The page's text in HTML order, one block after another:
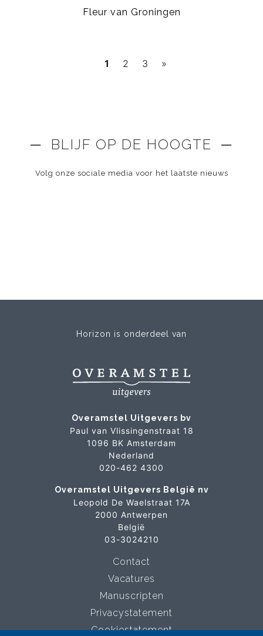
Fleur van Groningen
1 2 3 »
─ BLIJF OP DE HOOGTE ─
Volg onze sociale media voor het laatste nieuws
Horizon is onderdeel van
Overamstel Uitgevers bv
Paul van Vlissingenstraat 18
1096 BK Amsterdam
Nederland
020-462 4300
Overamstel Uitgevers België nv
Leopold De Waelstraat 17A
2000 Antwerpen
België
03-3024210
Contact
Vacatures
Manuscripten
Privacystatement
Cookiestatement